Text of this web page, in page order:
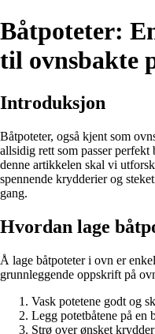
Båtpoteter:
til ovnsbakte
Introduksjon
Båtpoteter, også kjent som
allsidig rett som passer
denne artikkelen skal vi
spennende krydderier og
gang.
Hvordan lage
Å lage båtpoteter i ovn er
grunnleggende oppskrift på
Vask potetene godt og
Legg potetbåtene på en
Strø over ønsket